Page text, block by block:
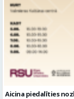
Aicina piedalīties